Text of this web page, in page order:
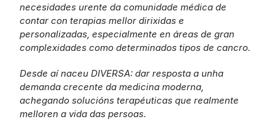
necesidades urente da comunidade médica de
contar con terapias mellor dirixidas e
personalizadas, especialmente en áreas de gran
complexidades como determinados tipos de cancro.
Desde aí naceu DIVERSA: dar resposta a unha
demanda crecente da medicina moderna,
achegando solucións terapéuticas que realmente
melloren a vida das persoas.